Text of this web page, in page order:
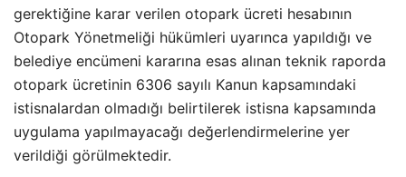
gerektiğine karar verilen otopark ücreti hesabının
Otopark Yönetmeliği hükümleri uyarınca yapıldığı ve
belediye encümeni kararına esas alınan teknik raporda
otopark ücretinin 6306 sayılı Kanun kapsamındaki
istisnalardan olmadığı belirtilerek istisna kapsamında
uygulama yapılmayacağı değerlendirmelerine yer
verildiği görülmektedir.